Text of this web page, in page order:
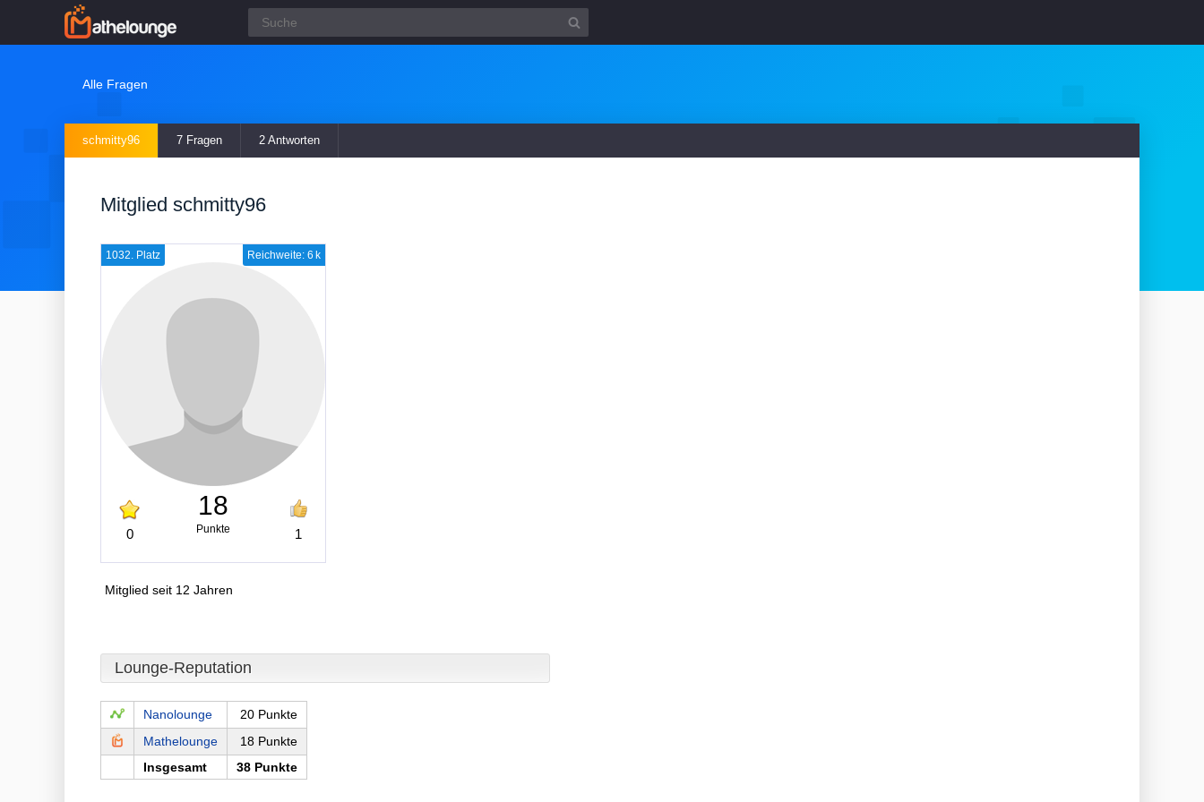
Alle Fragen
schmitty96 7 Fragen 2 Antworten
Mitglied schmitty96
Reichweite: 6 k
1032. Platz
0
18
Punkte 1
Mitglied seit 12 Jahren
Lounge-Reputation
Nanolounge
20 Punkte
Mathelounge
18 Punkte
Insgesamt
38 Punkte